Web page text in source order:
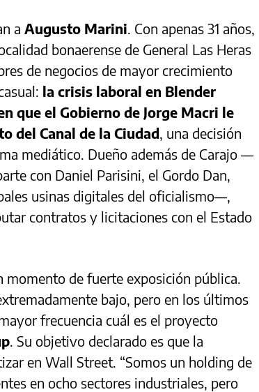
a Augusto Marini. Con apenas 31 años,
bonaerense de General Las Heras
de negocios de mayor crecimiento
la crisis laboral en Blender
que el Gobierno de Jorge Macri le
del Canal de la Ciudad, una decisión
mediático. Dueño además de Carajo —
con Daniel Parisini, el Gordo Dan,
usinas digitales del oficialismo—,
contratos y licitaciones con el Estado
momento de fuerte exposición pública.
bajo, pero en los últimos
frecuencia cuál es el proyecto
. Su objetivo declarado es que la
en Wall Street. “Somos un holding de
en ocho sectores industriales, pero